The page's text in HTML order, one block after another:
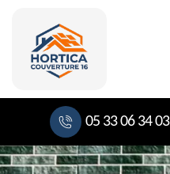
05 33 06 34 03